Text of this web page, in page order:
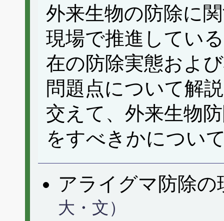
外来生物の防除に
現場で推進してい
在の防除実態およ
問題点について解
交えて、外来生物
をすべきかについ
アライグマ防除
大・文）